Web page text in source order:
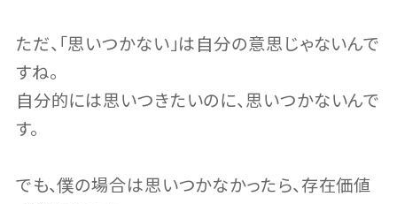
ただ、「思いつかない」は自分の意思じゃないんで
すね。
自分的には思いつきたいのに、思いつかないんで
す。
でも、僕の場合は思いつかなかったら、存在価値